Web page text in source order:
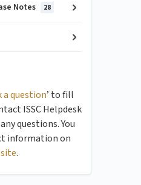
Notes 28
a question’ to fill
ISSC Helpdesk
questions. You
information on
.